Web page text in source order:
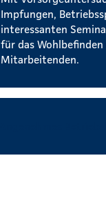
Impfungen,
interessanten
für das Wohlbefinden
Mitarbeitenden.